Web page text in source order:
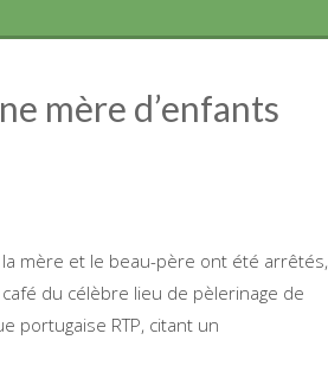
mère d’enfants
mère et le beau-père ont été arrêtés,
du célèbre lieu de pèlerinage de
portugaise RTP, citant un